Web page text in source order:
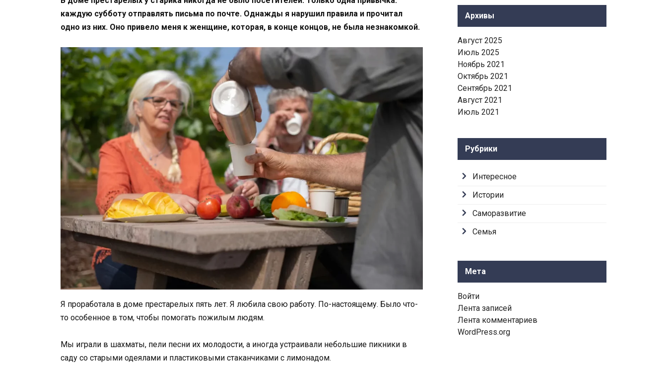
каждую субботу отправлять письма по почте. Однажды я нарушил правила и прочитал
одно из них. Оно привело меня к женщине, которая, в конце концов, не была незнакомкой.
Я проработала в доме престарелых пять лет. Я любила свою работу. По-настоящему. Было что-
то особенное в том, чтобы помогать пожилым людям.
Мы играли в шахматы, пели песни их молодости, а иногда устраивали небольшие пикники в
саду со старыми одеялами и пластиковыми стаканчиками с лимонадом.
Архивы
Август 2025
Июль 2025
Ноябрь 2021
Октябрь 2021
Сентябрь 2021
Август 2021
Июль 2021
Рубрики
Интересное
Истории
Саморазвитие
Семья
Мета
Войти
Лента записей
Лента комментариев
WordPress.org